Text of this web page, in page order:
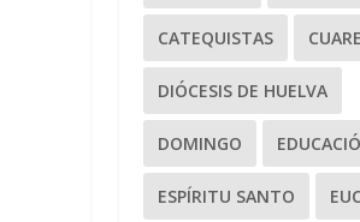
CATEQUISTAS
DIÓCESIS DE HUELVA
DOMINGO
ESPÍRITU SANTO